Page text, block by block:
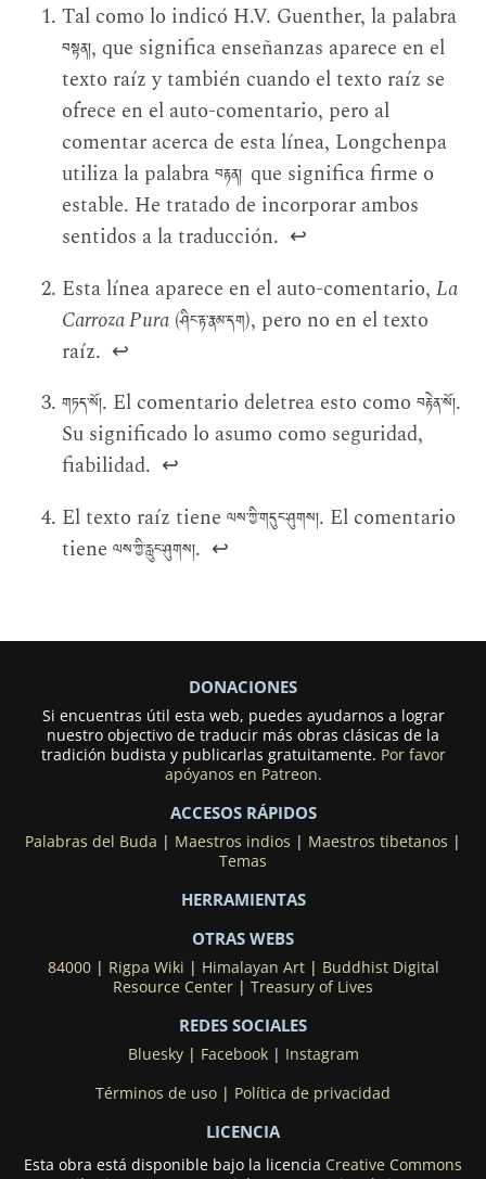
Tal como lo indicó H.V. Guenther, la palabra
བསྟན།, que significa enseñanzas aparece en el
texto raíz y también cuando el texto raíz se
ofrece en el auto-comentario, pero al
comentar acerca de esta línea, Longchenpa
utiliza la palabraབརྟན། que significa firme o
estable. He tratado de incorporar ambos
sentidos a la traducción. ↩
Esta línea aparece en el auto-comentario,La
Carroza Pura (ཤིང་རྟ་རྣམ་དག), pero no en el texto
raíz. ↩
གཏད་སོ།. El comentario deletrea esto comoབརྟེན་སོ།.
Su significado lo asumo como seguridad,
fiabilidad. ↩
El texto raíz tieneལས་ཀྱི་གདུང་ཤུགས།. El comentario
tieneལས་ཀྱི་རླུང་ཤུགས།. ↩
DONACIONES
Si encuentras útil esta web, puedes ayudarnos a lograr
nuestro objectivo de traducir más obras clásicas de la
tradición budista y publicarlas gratuitamente. Por favor
apóyanos en Patreon.
ACCESOS RÁPIDOS
Palabras del Buda Maestros indios Maestros tibetanos
Temas
HERRAMIENTAS
OTRAS WEBS
84000| Rigpa Wiki Himalayan Art| Buddhist Digital
Resource Center
Treasury of Lives
REDES SOCIALES
Bluesky| Facebook| Instagram
Términos de uso
Política de privacidad
LICENCIA
Esta obra está disponible bajo la licencia Creative Commons